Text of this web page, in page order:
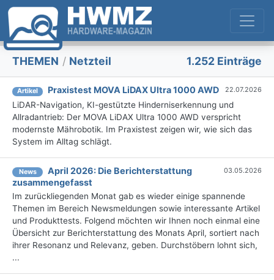
THEMEN / Netzteil 1.252 Einträge
Artikel Praxistest MOVA LiDAX Ultra 1000 AWD 22.07.2026
LiDAR-Navigation, KI-gestützte Hinderniserkennung und
Allradantrieb: Der MOVA LiDAX Ultra 1000 AWD verspricht
modernste Mährobotik. Im Praxistest zeigen wir, wie sich das
System im Alltag schlägt.
News
April 2026: Die Bericht­erstattung
zusammengefasst
03.05.2026
Im zurückliegenden Monat gab es wieder einige spannende
Themen im Bereich Newsmeldungen sowie interessante Artikel
und Produkttests. Folgend möchten wir Ihnen noch einmal eine
Übersicht zur Berichterstattung des Monats April, sortiert nach
ihrer Resonanz und Relevanz, geben. Durchstöbern lohnt sich,
...